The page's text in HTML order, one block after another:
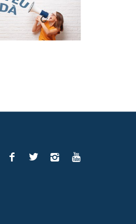
Facebook
Twitter Instagram